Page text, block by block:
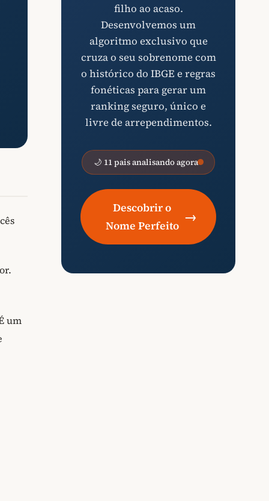
um
filho ao acaso.
Desenvolvemos um
algoritmo exclusivo que
cruza o seu sobrenome com
o histórico do IBGE e regras
fonéticas para gerar um
ranking seguro, único e
livre de arrependimentos.
🌙 11 pais analisando agora
Descobrir o
Nome Perfeito
→